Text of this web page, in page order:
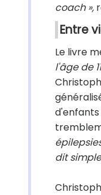
coach »,
Entre
Le livre
l'âge de
dit